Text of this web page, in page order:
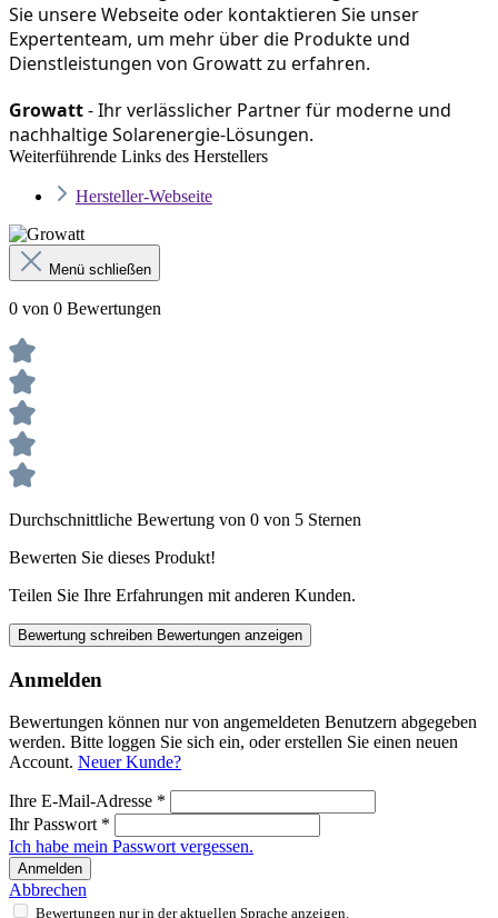
Sie unsere Webseite oder kontaktieren Sie unser
Expertenteam, um mehr über die Produkte und
Dienstleistungen von Growatt zu erfahren.
Growatt - Ihr verlässlicher Partner für moderne und
nachhaltige Solarenergie-Lösungen.
Weiterführende Links des Herstellers
Hersteller-Webseite
Menü schließen
0 von 0 Bewertungen
Durchschnittliche Bewertung von 0 von 5 Sternen
Bewerten Sie dieses Produkt!
Teilen Sie Ihre Erfahrungen mit anderen Kunden.
Bewertung schreiben Bewertungen anzeigen
Anmelden
Bewertungen können nur von angemeldeten Benutzern abgegeben
werden. Bitte loggen Sie sich ein, oder erstellen Sie einen neuen
Account. Neuer Kunde?
Ihre E-Mail-Adresse *
Ihr Passwort *
Ich habe mein Passwort vergessen.
Anmelden
Abbrechen
Bewertungen nur in der aktuellen Sprache anzeigen.